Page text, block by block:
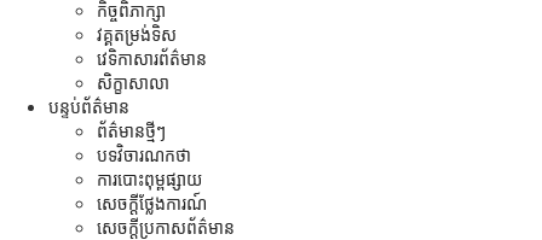
កិច្ចពិភាក្សា
វគ្គតម្រង់ទិស
វេទិកាសារព័ត៌មាន
សិក្ខាសាលា
បន្ទប់ព័ត៌មាន
ព័ត៌មានថ្មីៗ
បទវិចារណកថា
ការបោះពុម្ពផ្សាយ
សេចក្តីថ្លែងការណ៍
សេចក្ដីប្រកាសព័ត៌មាន